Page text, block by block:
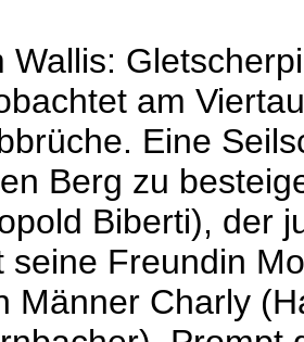
Wallis:
am
Eine
Berg zu
Biberti), der
seine Freundin
Männer Charly